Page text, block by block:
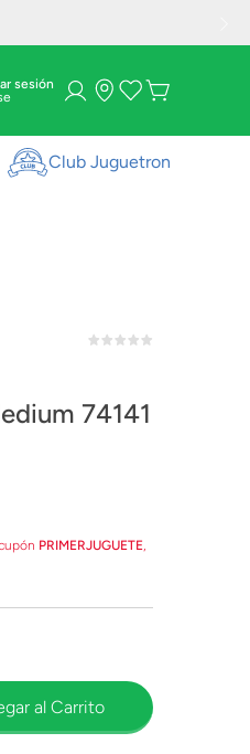
sesión
Club Juguetron
74141
PRIMERJUGUETE,
al Carrito